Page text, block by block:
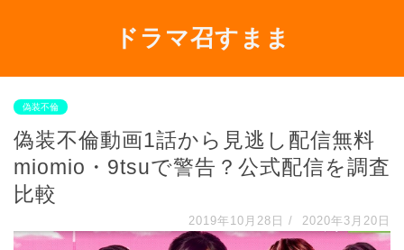
ドラマ召すまま
偽装不倫
偽装不倫動画1話から見逃し配信無料
miomio・9tsuで警告？公式配信を調査
比較
2019年10月28日 / 2020年3月20日